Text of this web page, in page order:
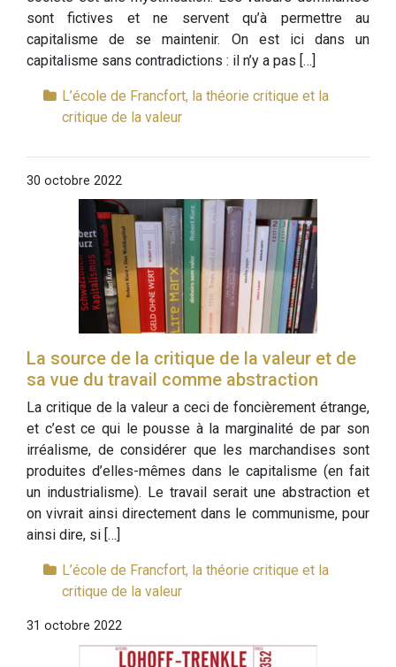
sont fictives et ne servent qu’à permettre au
capitalisme de se maintenir. On est ici dans un
capitalisme sans contradictions : il n’y a pas […]
L’école de Francfort, la théorie critique et la
critique de la valeur
30 octobre 2022
La source de la critique de la valeur et de
sa vue du travail comme abstraction
La critique de la valeur a ceci de foncièrement étrange,
et c’est ce qui le pousse à la marginalité de par son
irréalisme, de considérer que les marchandises sont
produites d’elles-mêmes dans le capitalisme (en fait
un industrialisme). Le travail serait une abstraction et
on vivrait ainsi directement dans le communisme, pour
ainsi dire, si […]
L’école de Francfort, la théorie critique et la
critique de la valeur
31 octobre 2022